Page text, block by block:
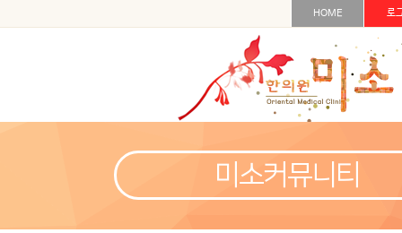
HOME 로
미소커뮤니티